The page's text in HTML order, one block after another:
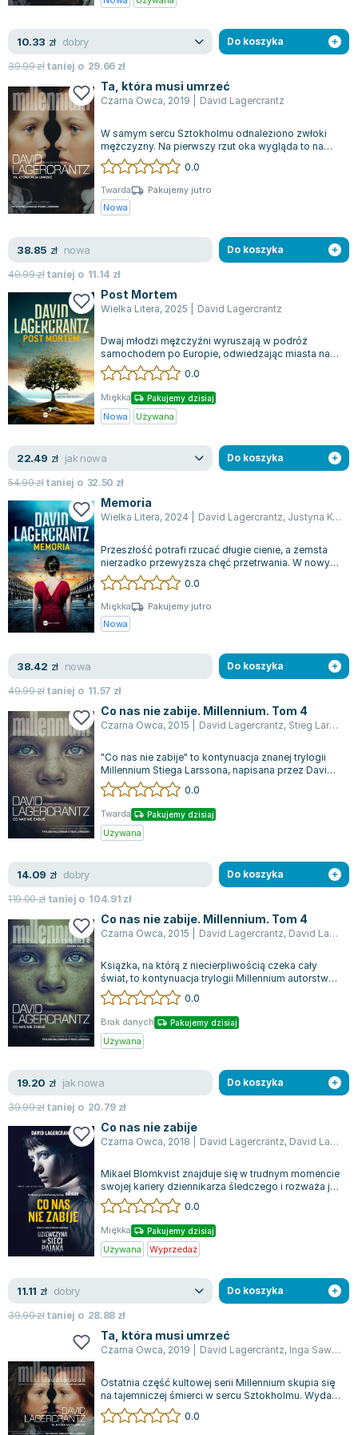
Książki do nauk przyrodniczych dla studentów
Książki do nauk społecznych dla studentów
Książki do nauk ścisłych dla studentów
Prawo - książki dla studentów
Technologia żywności - książki
Zarządzanie i marketing - książki
Nauka języków obcych - książki
Podręczniki dla nauczycieli - metodyka
Repetytoria, testy i materiały pomocnicze
Clive Cussler
Wanda Chotomska
Józef Ignacy Kraszewski
Clive Staples Lewis
Martyna Wojciechowska
Melissa De la Cruz
Blanka Lipińska
Jaś Kapela
Agatha Christie
Jan Pietrzak
Marcin Kowalczyk
Piotr Zychowicz
Joanna Jabłczyńska
Piotr Kościelny
Jan Piński
Zygmunt Freud
Agata Passent
Michel Moran
Jo Nesbo
Katarzyna Miller
Antoine de Saint Exupery
Lew Tołstoj
Mark Twain
Marcin Meller
Paulina Młynarska
ks. Piotr Pawlukiewicz
Jarosław Sokołowski
Michael Scott
Piotr Semka
Jarosław Iwaszkiewicz
Joseph Murphy
Jan Sztaudynger
Aleksander Puszkin
Oscar Wilde
Małgorzata Ohme
Maddie Ziegler
Joanna Racewicz
Maria Seweryn
Janina Zającówna
Eric Helms
Anna Prus (oprac.)
Nela Mała Reporterka
Agnieszka Maciąg
Barbara Wrzesińska
Terry Pratchett
Lorraine Warren
Ajahn Brahm
Lucinda Riley
Jacek Walkiewicz
10.33 zł dobry
39.99złtaniej o 29.66 zł
Do koszyka
Ta, która musi umrzeć
Czarna Owca, 2019 David Lagercrantz
W samym sercu Sztokholmu odnaleziono zwłoki
mężczyzny. Na pierwszy rzut oka wygląda to na
przypadek śmierci wśród społeczności bez...
0.0
Twarda
Pakujemy jutro
Nowa
38.85 zł nowa
49.99złtaniej o 11.14 zł
Do koszyka
Post Mortem
Wielka Litera, 2025 David Lagercrantz
Dwaj młodzi mężczyźni wyruszają w podróż
samochodem po Europie, odwiedzając miasta na
drodze do północnej Hiszpanii. Podczas tej w...
0.0
Miękka Pakujemy dzisiaj
Nowa Używana
22.49 zł jak nowa
54.99złtaniej o 32.50 zł
Do koszyka
Memoria
Wielka Litera, 2024 David Lagercrantz, Justyna Kwiatkowska
Przeszłość potrafi rzucać długie cienie, a zemsta
nierzadko przewyższa chęć przetrwania. W nowym
śledztwie profesor psychologii Ha...
0.0
Miękka
Pakujemy jutro
Nowa
38.42 zł nowa
49.99złtaniej o 11.57 zł
Do koszyka
Co nas nie zabije. Millennium. Tom 4
Czarna Owca, 2015 David Lagercrantz, Stieg Larsson
"Co nas nie zabije" to kontynuacja znanej trylogii
Millennium Stiega Larssona, napisana przez Davida
Lagercrantza. Mikael Blomkvis...
0.0
Twarda Pakujemy dzisiaj
Używana
14.09 zł dobry
119.00zł taniej o 104.91 zł
Do koszyka
Co nas nie zabije. Millennium. Tom 4
Czarna Owca, 2015 David Lagercrantz, David Lagerkrantz
Książka, na którą z niecierpliwością czeka cały
świat, to kontynuacja trylogii Millennium autorstwa
Stiega Larssona, napisana prze...
0.0
Brak danych Pakujemy dzisiaj
Używana
19.20 zł jak nowa
39.99złtaniej o 20.79 zł
Do koszyka
Co nas nie zabije
Czarna Owca, 2018 David Lagercrantz, David Lagerkrantz
Mikael Blomkvist znajduje się w trudnym momencie
swojej kariery dziennikarza śledczego i rozważa jej
zakończenie. Tymczasem Lisbet...
0.0
Miękka Pakujemy dzisiaj
Używana Wyprzedaż
11.11 zł dobry
39.99złtaniej o 28.88 zł
Do koszyka
Ta, która musi umrzeć
Czarna Owca, 2019 David Lagercrantz, Inga Sawicka
Ostatnia część kultowej serii Millennium skupia się
na tajemniczej śmierci w sercu Sztokholmu. Wydaje
się, że to kolejny przypadek...
0.0